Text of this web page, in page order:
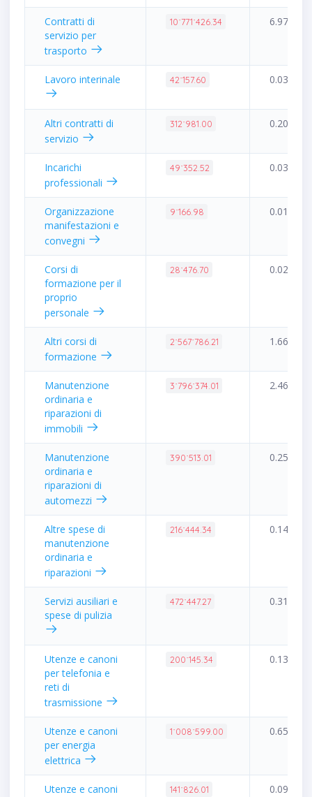
Contratti di
servizio per
trasporto
10˙771˙426.34 6.97%
Lavoro interinale 42˙157.60 0.03%
Altri contratti di
servizio
312˙981.00 0.20%
Incarichi
professionali
49˙352.52 0.03%
Organizzazione
manifestazioni e
convegni
9˙166.98 0.01%
Corsi di
formazione per il
proprio
personale
28˙476.70 0.02%
Altri corsi di
formazione
2˙567˙786.21 1.66%
Manutenzione
ordinaria e
riparazioni di
immobili
3˙796˙374.01 2.46%
Manutenzione
ordinaria e
riparazioni di
automezzi
390˙513.01 0.25%
Altre spese di
manutenzione
ordinaria e
riparazioni
216˙444.34 0.14%
Servizi ausiliari e
spese di pulizia
472˙447.27 0.31%
Utenze e canoni
per telefonia e
reti di
trasmissione
200˙145.34 0.13%
Utenze e canoni
per energia
elettrica
1˙008˙599.00 0.65%
Utenze e canoni 141˙826.01 0.09%